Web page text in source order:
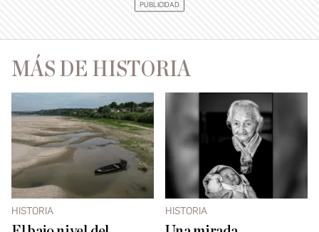
MÁS DE HISTORIA
HISTORIA HISTORIA